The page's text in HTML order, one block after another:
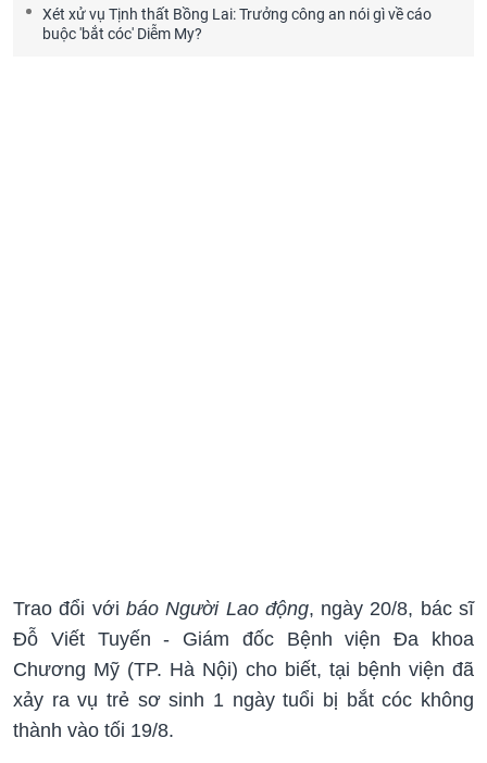
Xét xử vụ Tịnh thất Bồng Lai: Trưởng công an nói gì về cáo
buộc 'bắt cóc' Diễm My?
Trao đổi với báo Người Lao động, ngày 20/8, bác sĩ
Đỗ Viết Tuyến - Giám đốc Bệnh viện Đa khoa
Chương Mỹ (TP. Hà Nội) cho biết, tại bệnh viện đã
xảy ra vụ trẻ sơ sinh 1 ngày tuổi bị bắt cóc không
thành vào tối 19/8.